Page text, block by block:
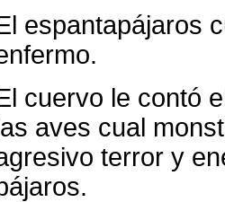
espantapájaros
cuervo le contó
aves cual
terror y